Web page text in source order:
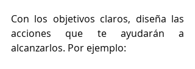
Con los objetivos claros, diseña las
acciones que te ayudarán a
alcanzarlos. Por ejemplo: